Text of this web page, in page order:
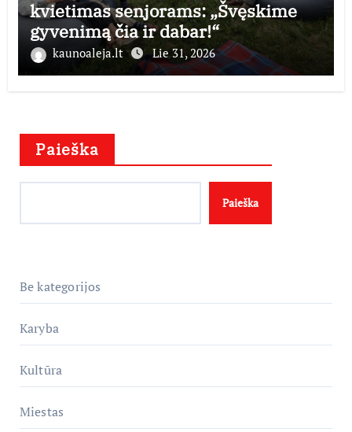
kvietimas senjorams: „Švęskime
gyvenimą čia ir dabar!“
kaunoaleja.lt Lie 31, 2026
Paieška
Paieška
Be kategorijos
Karyba
Kultūra
Miestas